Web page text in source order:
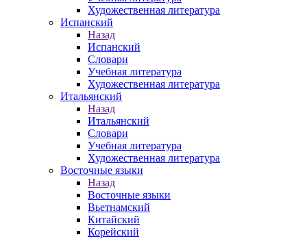
Художественная литература
Испанский
Назад
Испанский
Словари
Учебная литература
Художественная литература
Итальянский
Назад
Итальянский
Словари
Учебная литература
Художественная литература
Восточные языки
Назад
Восточные языки
Вьетнамский
Китайский
Корейский